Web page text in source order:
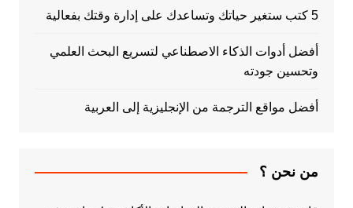
5 كتب ستغير حياتك وتساعدك على إدارة وقتك بفعالية
أفضل أدوات الذكاء الاصطناعي لتسريع البحث العلمي
وتحسين جودته
أفضل مواقع الترجمة من الإنجليزية إلى العربية
من نحن ؟